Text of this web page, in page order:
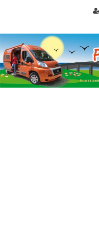
Fourgon-
Forum de conseils et
aménagés, vans et de